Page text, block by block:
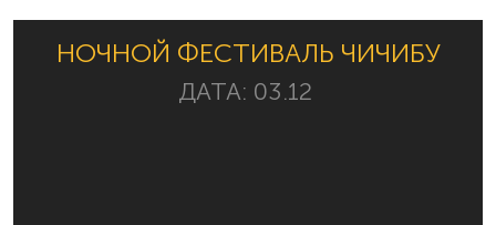
НОЧНОЙ ФЕСТИВАЛЬ ЧИЧИБУ
ДАТА: 03.12